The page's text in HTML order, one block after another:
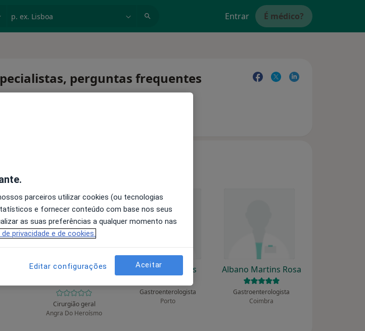
Entrar É médico?
perguntas frequentes
Adriano P Lima
Cirurgião geral
Angra Do Heroísmo
Albano Esteves
Gastroenterologista
Porto
Albano Martins Rosa
Gastroenterologista
Coimbra
parceiros utilizar cookies (ou tecnologias
e fornecer conteúdo com base nos seus
as suas preferências a qualquer momento nas
privacidade e de cookies.
Editar configurações Aceitar